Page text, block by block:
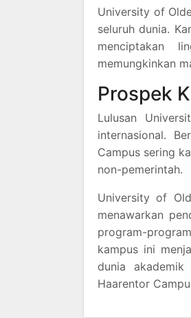
University of
seluruh dunia.
menciptakan
memungkinkan
Prospek
Lulusan
internasional.
Campus sering
non-pemerintah.
University of
menawarkan
program-
kampus ini
dunia akademik
Haarentor